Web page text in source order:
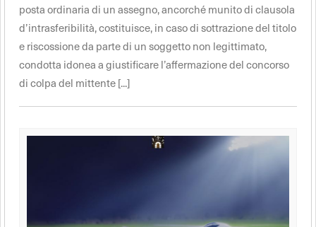
posta ordinaria di un assegno, ancorché munito di clausola
d’intrasferibilità, costituisce, in caso di sottrazione del titolo
e riscossione da parte di un soggetto non legittimato,
condotta idonea a giustificare l’affermazione del concorso
di colpa del mittente [...]